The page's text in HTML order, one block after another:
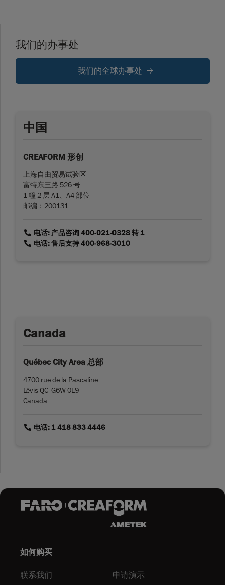
我们的办事处
我们的全球办事处
中国
CREAFORM 形创
上海自由贸易试验区
富特东三路 526 号
1 幢 2 层 A1、A4 部位
邮编：200131
link电话: 产品咨询 400-021-0328 转 1
link电话: 售后支持 400-968-3010
Canada
Québec City Area 总部
4700 rue de la Pascaline
Lévis QC G6W 0L9
Canada
link电话: 1 418 833 4446
如何购买
联系我们 申请演示